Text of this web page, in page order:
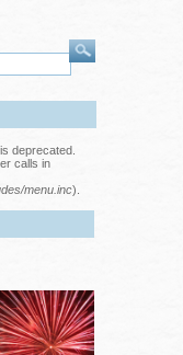
deprecated.
calls in
menu.inc).